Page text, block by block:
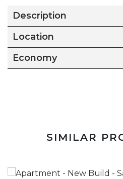
Description
Location
Economy
SIMILAR